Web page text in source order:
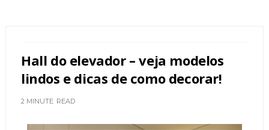
Hall do elevador – veja modelos
lindos e dicas de como decorar!
2 MINUTE READ